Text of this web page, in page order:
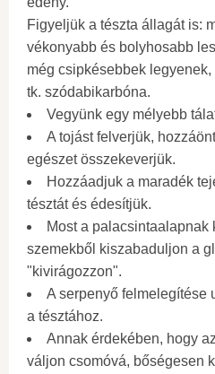
Figyeljük a tészta állagát is:
vékonyabb és bolyhosabb
még csipkésebbek
tk. szódabikarbóna.
Vegyünk egy mélyebb
A tojást felverjük,
egészet összekeverjük.
Hozzáadjuk a maradék
tésztát és édesítjük.
Most a
szemekből kiszabaduljon a
"kivirágozzon".
A serpenyő felmelegítése
a tésztához.
Annak érdekében, hogy
váljon csomóvá, bőségesen